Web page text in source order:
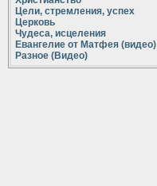
Цели, стремления, успех
Церковь
Чудеса, исцеления
Евангелие от Матфея (видео)
Разное (Видео)